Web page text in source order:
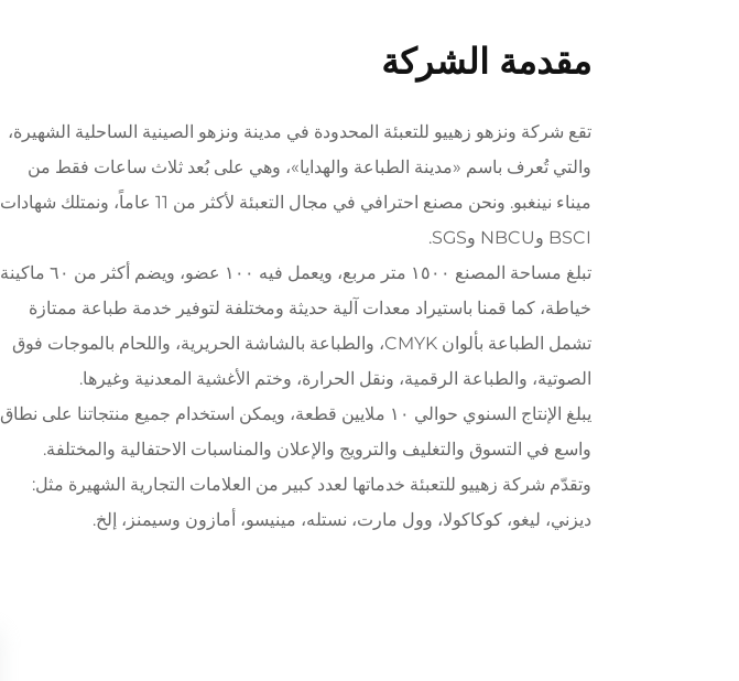
مقدمة الشركة
تقع شركة ونزهو زهييو للتعبئة المحدودة في مدينة ونزهو الصينية الساحلية الشهيرة،
والتي تُعرف باسم «مدينة الطباعة والهدايا»، وهي على بُعد ثلاث ساعات فقط من
ميناء نينغبو. ونحن مصنع احترافي في مجال التعبئة لأكثر من 11 عاماً، ونمتلك شهادات
BSCI وNBCU وSGS.
تبلغ مساحة المصنع ١٥٠٠ متر مربع، ويعمل فيه ١٠٠ عضو، ويضم أكثر من ٦٠ ماكينة
خياطة، كما قمنا باستيراد معدات آلية حديثة ومختلفة لتوفير خدمة طباعة ممتازة
تشمل الطباعة بألوان CMYK، والطباعة بالشاشة الحريرية، واللحام بالموجات فوق
الصوتية، والطباعة الرقمية، ونقل الحرارة، وختم الأغشية المعدنية وغيرها.
يبلغ الإنتاج السنوي حوالي ١٠ ملايين قطعة، ويمكن استخدام جميع منتجاتنا على نطاق
واسع في التسوق والتغليف والترويج والإعلان والمناسبات الاحتفالية والمختلفة.
وتقدّم شركة زهييو للتعبئة خدماتها لعدد كبير من العلامات التجارية الشهيرة مثل:
ديزني، ليغو، كوكاكولا، وول مارت، نستله، مينيسو، أمازون وسيمنز، إلخ.